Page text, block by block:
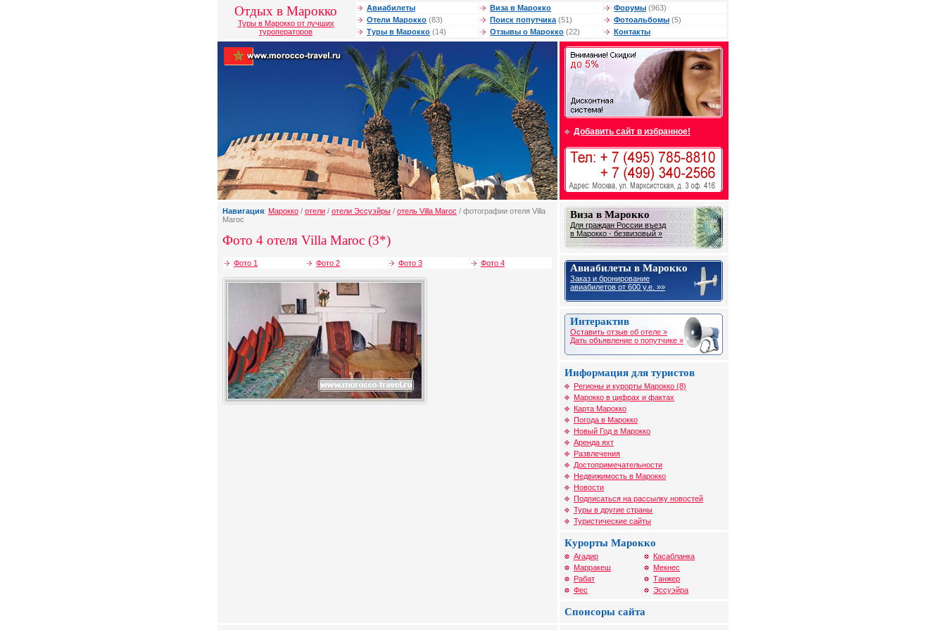
Отдых в Марокко
Туры в Марокко от лучших
туроператоров
Авиабилеты Виза в Марокко Форумы (963)
Отели Марокко (83) Поиск попутчика (51) Фотоальбомы (5)
Туры в Марокко (14) Отзывы о Марокко (22) Контакты
Добавить сайт в избранное!
Навигация: Марокко / отели / отели Эссуэйры / отель Villa Maroc / фотографии отеля Villa
Maroc
Фото 4 отеля Villa Maroc (3*)
Фото 1 Фото 2 Фото 3 Фото 4
Виза в Марокко
Для граждан России въезд
в Марокко - безвизовый »
Авиабилеты в Марокко
Заказ и бронирование
авиабилетов от 600 у.е. »»
Интерактив
Оставить отзыв об отеле »
Дать объявление о попутчике »
Информация для туристов
Регионы и курорты Марокко (8)
Марокко в цифрах и фактах
Карта Марокко
Погода в Марокко
Новый Год в Марокко
Аренда яхт
Развлечения
Достопримечательности
Недвижимость в Марокко
Новости
Подписаться на рассылку новостей
Туры в другие страны
Туристические сайты
Курорты Марокко
Агадир
Марракеш
Рабат
Фес
Касабланка
Мекнес
Танжер
Эссуэйра
Спонсоры сайта